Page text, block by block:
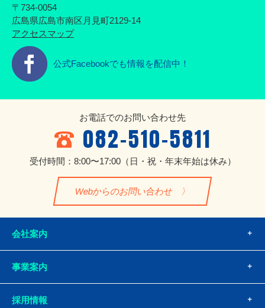
〒734-0054
広島県広島市南区月見町2129-14
アクセスマップ
公式Facebookでも情報を配信中！
お電話でのお問い合わせ先
082-510-5811
受付時間：8:00〜17:00（日・祝・年末年始は休み）
Webからのお問い合わせ
会社案内
事業案内
採用情報